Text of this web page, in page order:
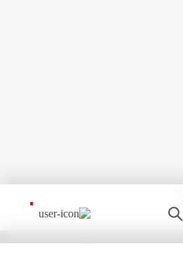
محفوظ میباشد و هرگونه کپی برداری